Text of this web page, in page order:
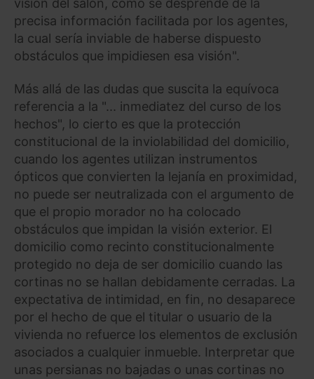
visión del salón, como se desprende de la
precisa información facilitada por los agentes,
la cual sería inviable de haberse dispuesto
obstáculos que impidiesen esa visión".
Más allá de las dudas que suscita la equívoca
referencia a la "... inmediatez del curso de los
hechos", lo cierto es que la protección
constitucional de la inviolabilidad del domicilio,
cuando los agentes utilizan instrumentos
ópticos que convierten la lejanía en proximidad,
no puede ser neutralizada con el argumento de
que el propio morador no ha colocado
obstáculos que impidan la visión exterior. El
domicilio como recinto constitucionalmente
protegido no deja de ser domicilio cuando las
cortinas no se hallan debidamente cerradas. La
expectativa de intimidad, en fin, no desaparece
por el hecho de que el titular o usuario de la
vivienda no refuerce los elementos de exclusión
asociados a cualquier inmueble. Interpretar que
unas persianas no bajadas o unas cortinas no